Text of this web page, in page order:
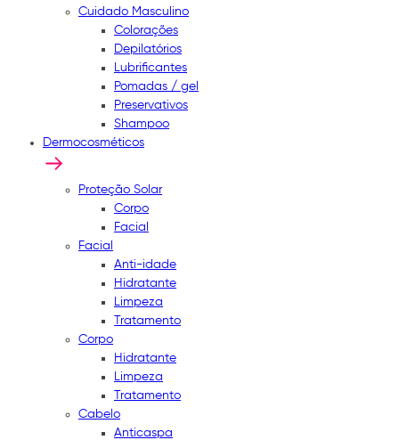
Cuidado Masculino
Colorações
Depilatórios
Lubrificantes
Pomadas / gel
Preservativos
Shampoo
Dermocosméticos
Proteção Solar
Corpo
Facial
Facial
Anti-idade
Hidratante
Limpeza
Tratamento
Corpo
Hidratante
Limpeza
Tratamento
Cabelo
Anticaspa